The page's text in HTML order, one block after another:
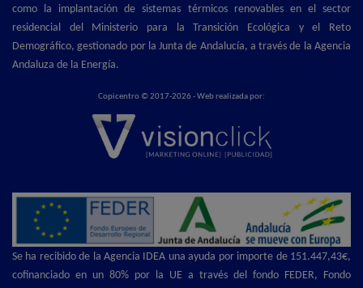
como la implantación de sistemas térmicos renovables en el sector
residencial del Ministerio para la Transición Ecológica y el Reto
Demográfico, gestionado por la Junta de Andalucía, a través de la Agencia
Andaluza de la Energía.
Copicentro © 2017-2026 - Web realizada por:
Se ha recibido de la Agencia IDEA una ayuda por importe de 151.447,43€,
cofinanciado en un 80% por la UE a través del fondo FEDER, Fondo